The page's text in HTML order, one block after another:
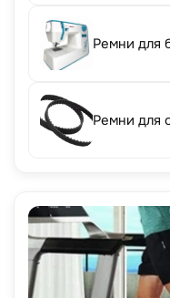
Ремни для
Ремни для